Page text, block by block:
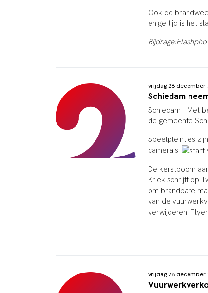
Ook de
enige tijd is het
vrijdag 28 december
Schiedam
Schiedam - Met
de gemeente
Speelpleintjes
camera's.
De kerstboom
Kriek schrijft op
om brandbare
van de
verwijderen.
vrijdag 28 december